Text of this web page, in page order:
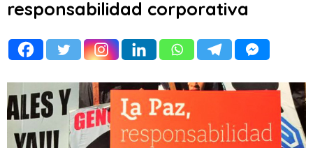
responsabilidad corporativa